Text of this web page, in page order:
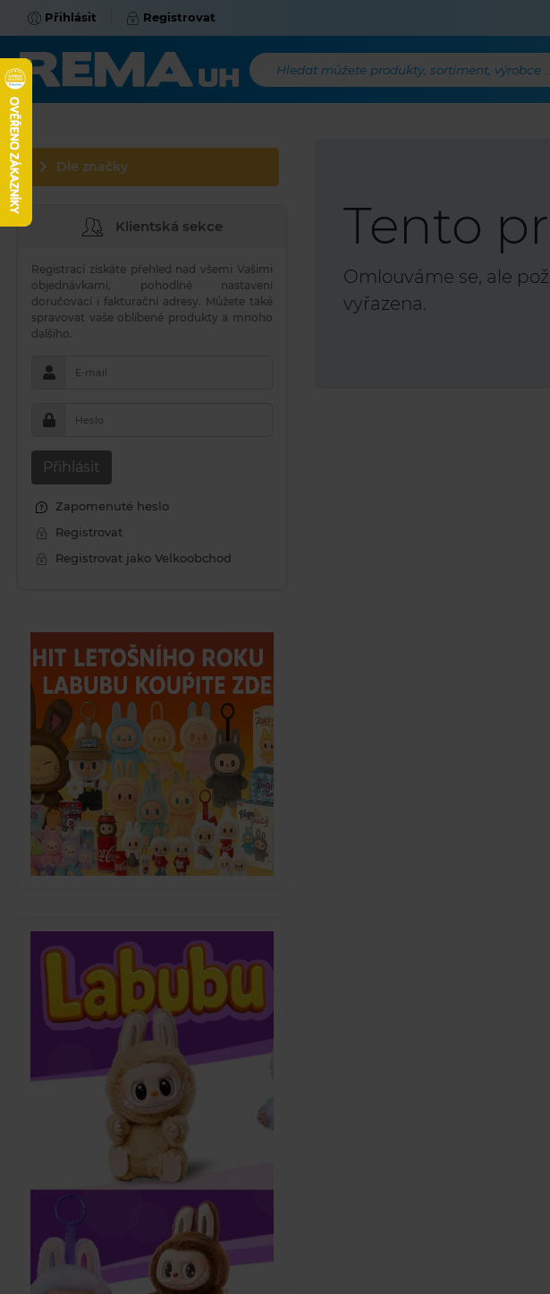
Přihlásit Registrovat
Hledat můžete produkty, sortiment, výrobce ...
Tento
Omlouváme se, ale
vyřazena.
Dle značky
Klientská sekce
Registrací získáte přehled nad všemi Vašimi
objednávkami, pohodlné nastavení
doručovací i fakturační adresy. Můžete také
spravovat vaše oblíbené produkty a mnoho
dalšího.
E-mail
Heslo
Přihlásit
Zapomenuté heslo
Registrovat
Registrovat jako Velkoobchod